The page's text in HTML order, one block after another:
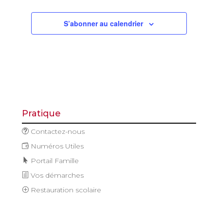
S’abonner au calendrier
Pratique
Contactez-nous
Numéros Utiles
Portail Famille
Vos démarches
Restauration scolaire